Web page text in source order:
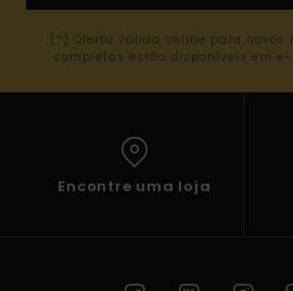
(*) Oferta válida online para novos
completas estão disponíveis em
Encontre uma loja